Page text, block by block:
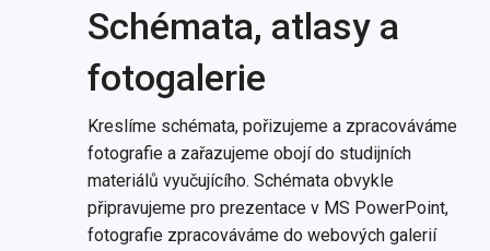
Schémata, atlasy a
fotogalerie
Kreslíme schémata, pořizujeme a zpracováváme
fotografie a zařazujeme obojí do studijních
materiálů vyučujícího. Schémata obvykle
připravujeme pro prezentace v MS PowerPoint,
fotografie zpracováváme do webových galerií